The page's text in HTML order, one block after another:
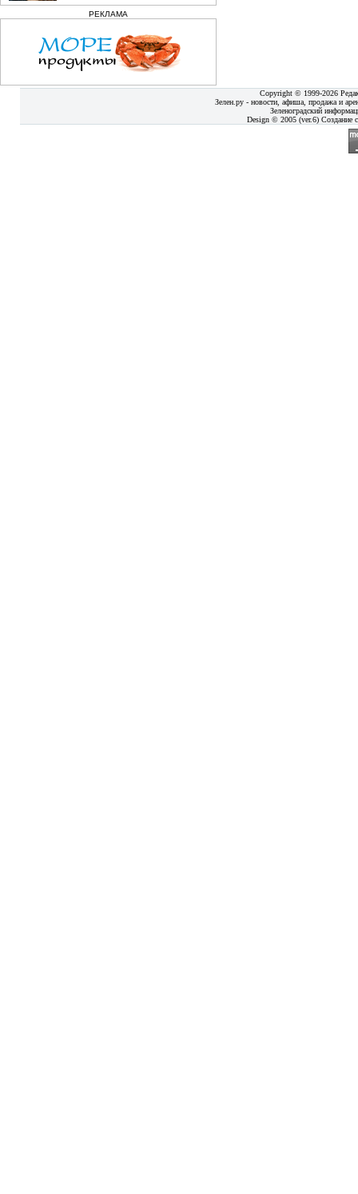
РЕКЛАМА
Copyright © 1999-2026
Зелен.ру - новости, афиша, продажа и
Зеленоградский
Design © 2005 (ver.6) Создание